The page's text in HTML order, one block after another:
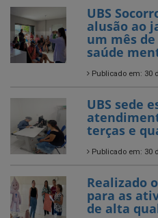
UBS
alusão ao
um mês
saúde
Publicado em: 30
UBS sede
terças e
Publicado em: 30
Realizado
para as
de alta